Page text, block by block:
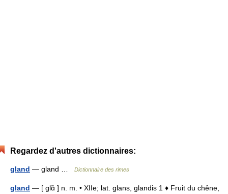
Regardez d'autres dictionnaires:
gland — gland … Dictionnaire des rimes
gland — [ glɑ̃ ] n. m. • XIIe; lat. glans, glandis 1 ♦ Fruit du chêne,